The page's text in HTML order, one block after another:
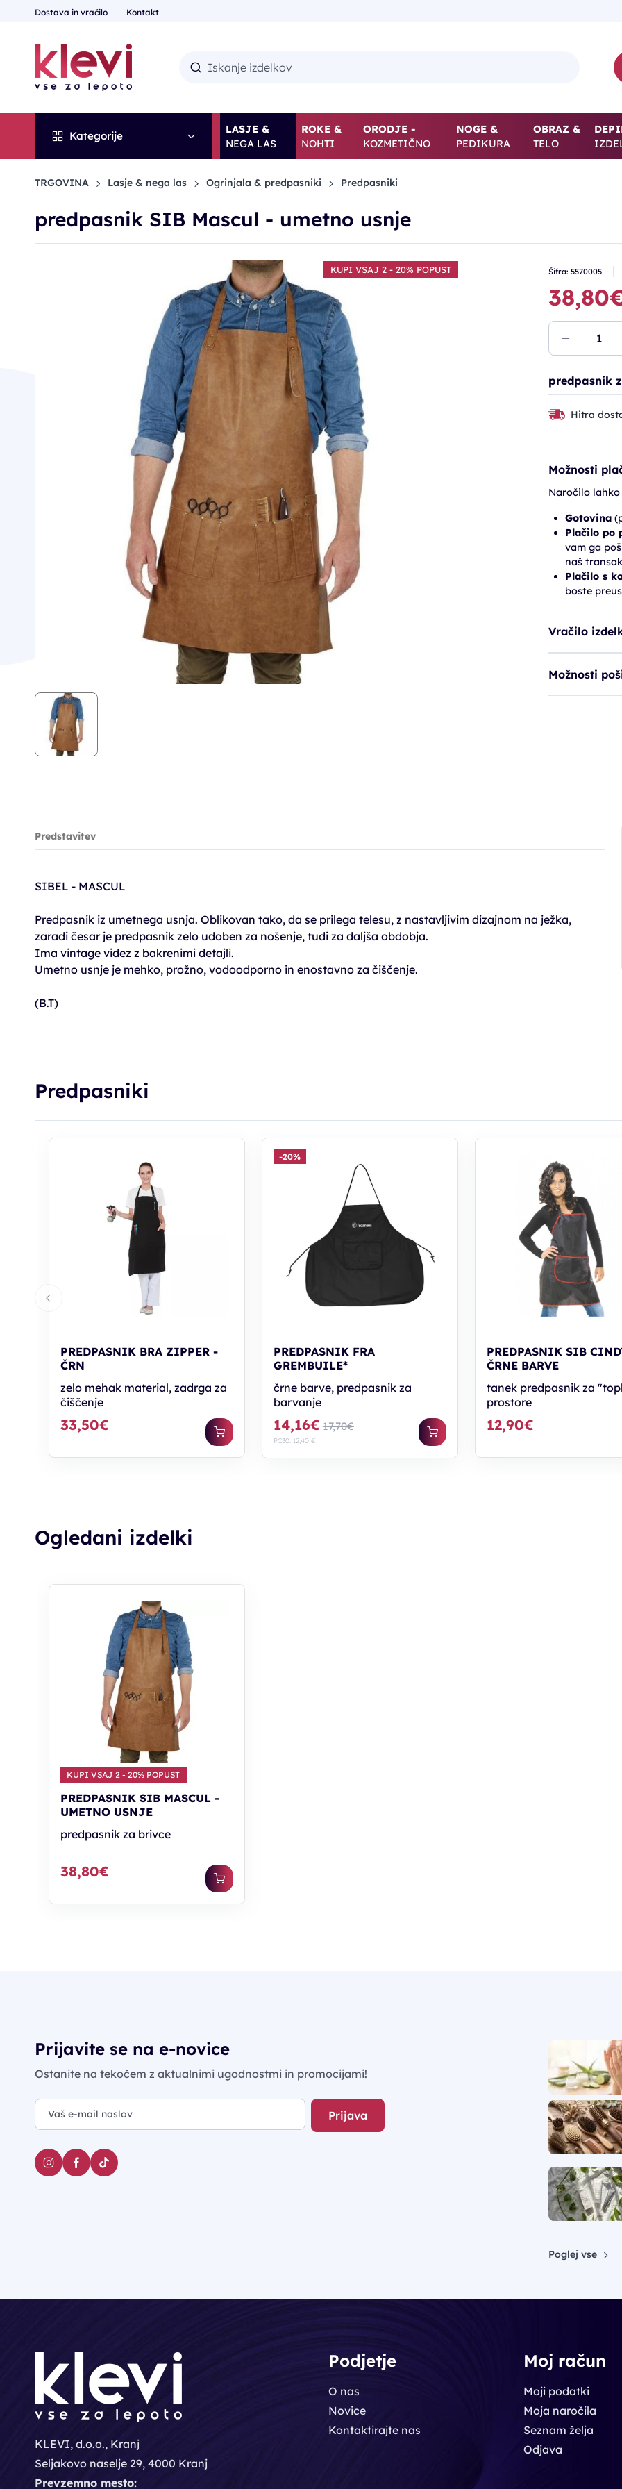
Dostava in vračilo Kontakt
Kategorije
LASJE &
NEGA LAS
ROKE &
NOHTI
ORODJE -
KOZMETIČNO
NOGE &
PEDIKURA
OBRAZ &
TELO
TRGOVINA Lasje & nega las Ogrinjala & predpasniki Predpasniki
predpasnik SIB Mascul - umetno usnje
KUPI VSAJ 2 - 20% POPUST Šifra: 5570005
predpasnik
Hitra
Možnosti
Naročilo
Gotovina
Plačilo po
vam ga
naš
Plačilo s
boste
Vračilo
Možnosti
Predstavitev
SIBEL - MASCUL
Predpasnik iz umetnega usnja. Oblikovan tako, da se prilega telesu, z nastavljivim dizajnom na ježka,
zaradi česar je predpasnik zelo udoben za nošenje, tudi za daljša obdobja.
Ima vintage videz z bakrenimi detajli.
Umetno usnje je mehko, prožno, vodoodporno in enostavno za čiščenje.
(B.T)
Predpasniki
PREDPASNIK BRA ZIPPER -
ČRN
zelo mehak material, zadrga za
čiščenje
33,50€
-20%
PREDPASNIK FRA
GREMBUILE*
črne barve, predpasnik za
barvanje
14,16€ 17,70€
PC30: 12,40 €
PREDPASNIK SIB
ČRNE BARVE
tanek predpasnik za
prostore
12,90€
Ogledani izdelki
KUPI VSAJ 2 - 20% POPUST
PREDPASNIK SIB MASCUL -
UMETNO USNJE
predpasnik za brivce
38,80€
Prijavite se na e-novice
Ostanite na tekočem z aktualnimi ugodnostmi in promocijami!
Prijava
Poglej vse
KLEVI, d.o.o., Kranj
Seljakovo naselje 29, 4000 Kranj
Prevzemno mesto:
Podjetje
O nas
Novice
Kontaktirajte nas
Moj račun
Moji podatki
Moja naročila
Seznam želja
Odjava